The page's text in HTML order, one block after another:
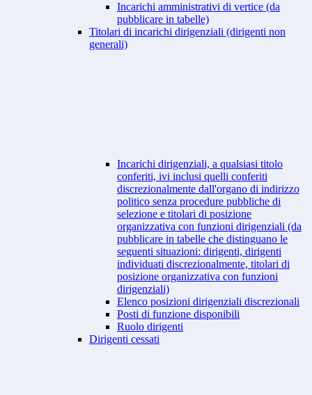
Incarichi amministrativi di vertice (da
pubblicare in tabelle)
Titolari di incarichi dirigenziali (dirigenti non
generali)
Incarichi dirigenziali, a qualsiasi titolo
conferiti, ivi inclusi quelli conferiti
discrezionalmente dall'organo di indirizzo
politico senza procedure pubbliche di
selezione e titolari di posizione
organizzativa con funzioni dirigenziali (da
pubblicare in tabelle che distinguano le
seguenti situazioni: dirigenti, dirigenti
individuati discrezionalmente, titolari di
posizione organizzativa con funzioni
dirigenziali)
Elenco posizioni dirigenziali discrezionali
Posti di funzione disponibili
Ruolo dirigenti
Dirigenti cessati